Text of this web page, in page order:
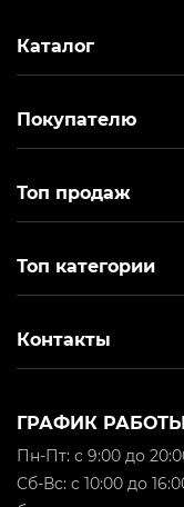
Каталог
Покупателю
Топ продаж
Топ категории
Контакты
ГРАФИК
Пн-Пт: с 9:00 до
Cб-Вс: с 10:00 до